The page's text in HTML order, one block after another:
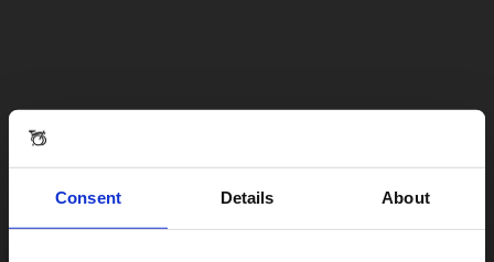
Consent Details About